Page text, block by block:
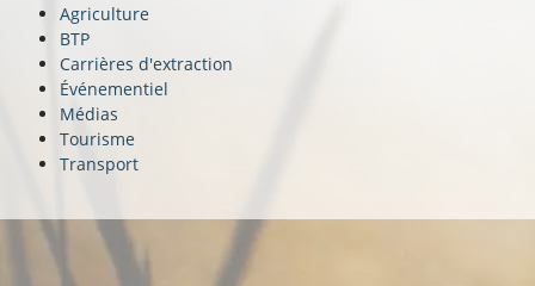
Agriculture
BTP
Carrières d'extraction
Événementiel
Médias
Tourisme
Transport